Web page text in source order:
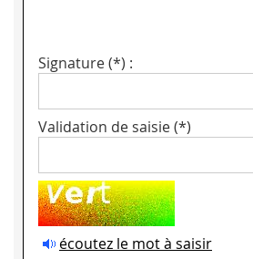
Signature (*) :
Validation de saisie (*)
écoutez le mot à saisir